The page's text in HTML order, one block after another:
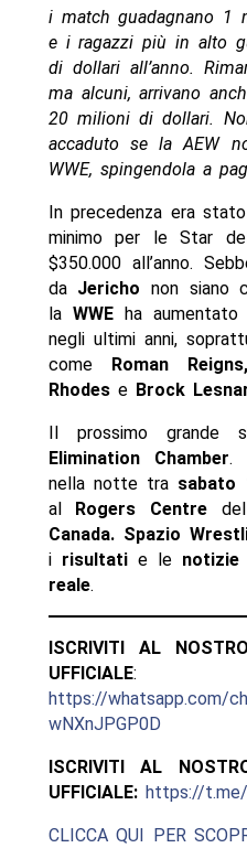
i match guadagnano 1
e i ragazzi più in alto
di dollari all’anno.
ma alcuni, arrivano
20 milioni di dollari.
accaduto se la AEW
WWE, spingendola a
In precedenza era
minimo per le Star
$350.000 all’anno.
da Jerichonon siano
la WWE
ha
negli ultimi anni,
come
Roman
Rhodese Brock
Il prossimo
Elimination Chamber.
nella notte tra sabato
al
Rogers Centre
Canada. Spazio
i risultatie le notizie
reale.
ISCRIVITI AL
UFFICIALE:
https://whatsapp.com/
wNXnJPGP0D
ISCRIVITI AL
UFFICIALE: https://
CLICCA QUI PER